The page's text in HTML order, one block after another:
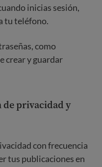
inicias sesión,
tu teléfono.
como
crear y guardar
de privacidad y
con frecuencia
tus publicaciones en